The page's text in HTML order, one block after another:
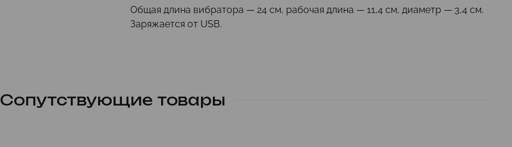
Общая длина вибратора — 24 см, рабочая длина — 11,4 см, диаметр — 3,4 см.
Заряжается от USB.
Сопутствующие товары